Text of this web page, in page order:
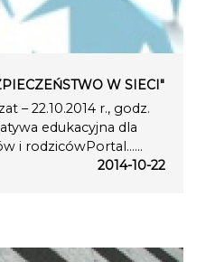
W SIECI"
– 22.10.2014 r., godz.
edukacyjna dla
i rodzicówPortal…...
2014-10-22